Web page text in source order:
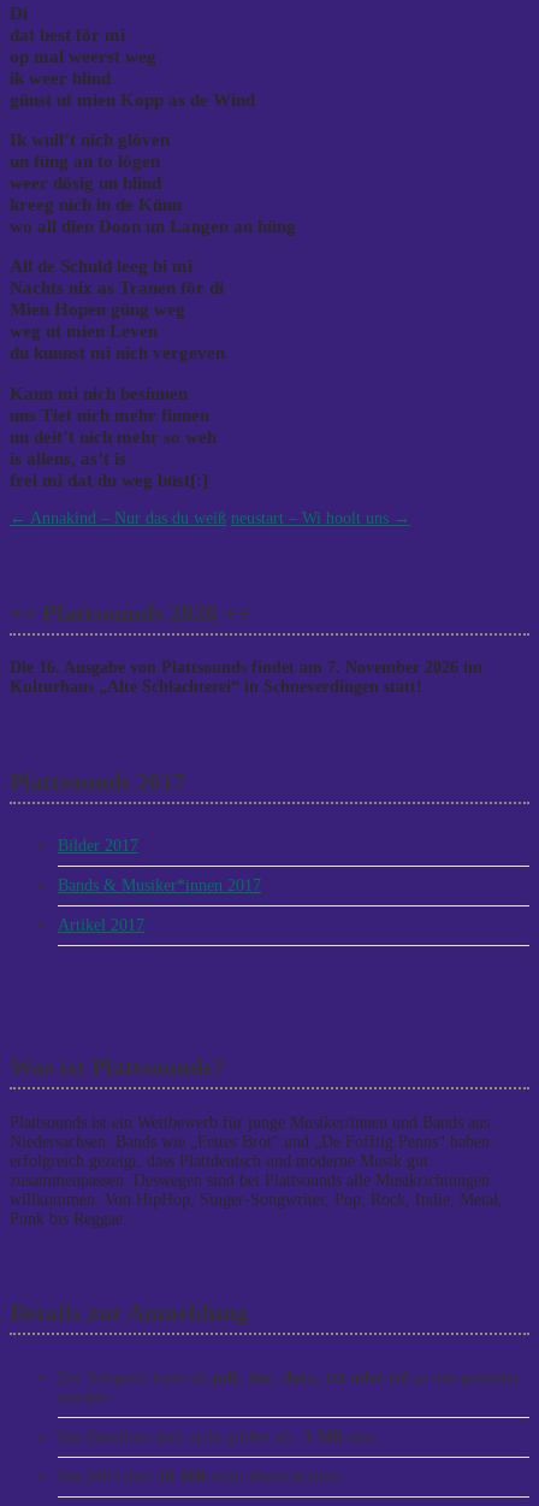
Di
dat best för mi
op mal weerst weg
ik weer blind
günst ut mien Kopp as de Wind
Ik wull’t nich glöven
un füng an to lögen
weer dösig un blind
kreeg nich in de Künn
wo all dien Doon un Langen an hüng
All de Schuld leeg bi mi
Nachts nix as Tranen för di
Mien Hopen güng weg
weg ut mien Leven
du kunnst mi nich vergeven
Kann mi nich besinnen
uns Tiet nich mehr finnen
nu deit’t nich mehr so weh
is allens, as’t is
frei mi dat du weg büst[:]
Post
← Annakind – Nur das du weiß neustart – Wi hoolt uns →
++ Plattsounds 2026 ++
Die 16. Ausgabe von Plattsounds findet am 7. November 2026 im
Kulturhaus „Alte Schlachterei“ in Schneverdingen statt!
Plattsounds 2017
Bilder 2017
Bands & Musiker*innen 2017
Artikel 2017
Was ist Plattsounds?
Plattsounds ist ein Wettbewerb für junge Musiker/innen und Bands aus
Niedersachsen. Bands wie „Fettes Brot“ und „De Fofftig Penns“ haben
erfolgreich gezeigt, dass Plattdeutsch und moderne Musik gut
zusammenpassen. Deswegen sind bei Plattsounds alle Musikrichtungen
willkommen: Von HipHop, Singer-Songwriter, Pop, Rock, Indie, Metal,
Punk bis Reggae.
Details zur Anmeldung
Der Songtext kann als pdf, doc, docx, txt oder rtf an uns gesendet
werden.
Das Bandfoto darf nicht größer als 3 MB sein.
Das MP3 darf 10 MB nicht überschreiten.